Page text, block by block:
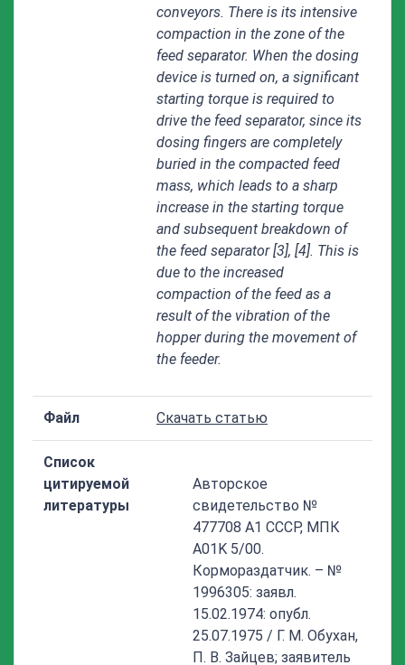
conveyors. There is its intensive
compaction in the zone of the
feed separator. When the dosing
device is turned on, a significant
starting torque is required to
drive the feed separator, since its
dosing fingers are completely
buried in the compacted feed
mass, which leads to a sharp
increase in the starting torque
and subsequent breakdown of
the feed separator [3], [4]. This is
due to the increased
compaction of the feed as a
result of the vibration of the
hopper during the movement of
the feeder.
Файл Скачать статью
Список
цитируемой
литературы
Авторское
свидетельство №
477708 A1 СССР, МПК
A01K 5/00.
Кормораздатчик. – №
1996305: заявл.
15.02.1974: опубл.
25.07.1975 / Г. М. Обухан,
П. В. Зайцев; заявитель